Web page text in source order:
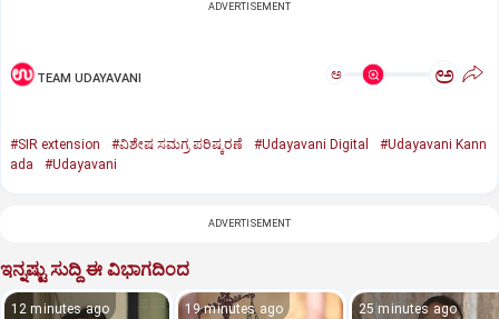
ADVERTISEMENT
TEAM UDAYAVANI ಅ ಅ
#SIR extension #ವಿಶೇಷ ಸಮಗ್ರ ಪರಿಷ್ಕರಣೆ #Udayavani Digital
#Udayavani Kann
ada
#Udayavani
ADVERTISEMENT
ಇನ್ನಷ್ಟು ಸುದ್ದಿ ಈ ವಿಭಾಗದಿಂದ
12 minutes ago 19 minutes ago 25 minutes ago